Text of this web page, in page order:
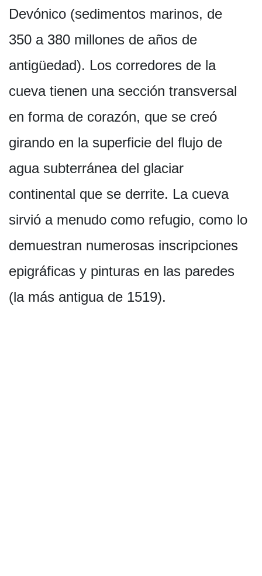
Devónico (sedimentos marinos, de
350 a 380 millones de años de
antigüedad). Los corredores de la
cueva tienen una sección transversal
en forma de corazón, que se creó
girando en la superficie del flujo de
agua subterránea del glaciar
continental que se derrite. La cueva
sirvió a menudo como refugio, como lo
demuestran numerosas inscripciones
epigráficas y pinturas en las paredes
(la más antigua de 1519).